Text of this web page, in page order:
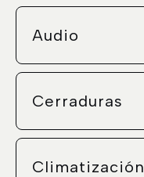
Audio
Cerraduras
Climatización